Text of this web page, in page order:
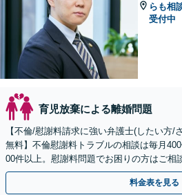
らも相
受付中
育児放棄による離婚問題
【不倫/慰謝料請求に強い弁護士(したい方/
無料】不倫慰謝料トラブルの相談は毎月
00件以上。慰謝料問題でお困りの方はご相
士による無料相談をご利用ください。
料金表を見る